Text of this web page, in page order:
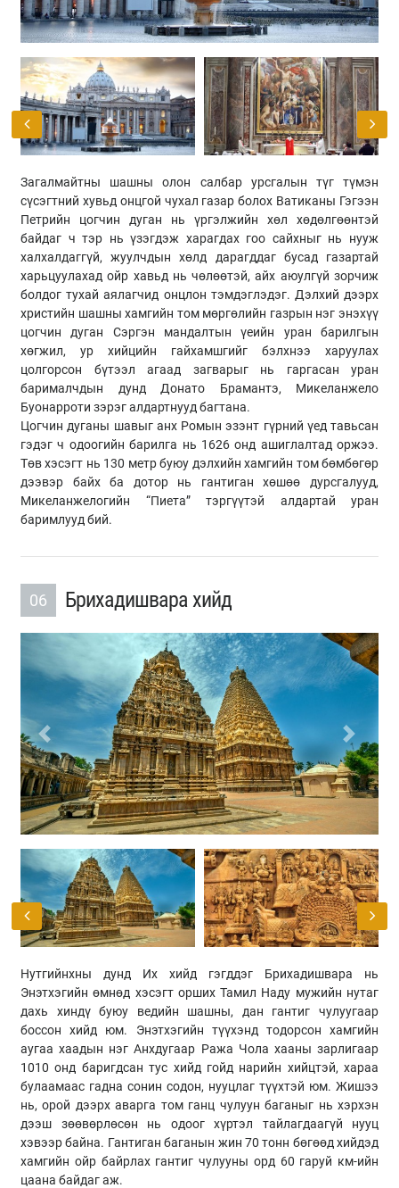
Загалмайтны шашны олон салбар урсгалын түг түмэн
сүсэгтний хувьд онцгой чухал газар болох Ватиканы Гэгээн
Петрийн цогчин дуган нь үргэлжийн хөл хөдөлгөөнтэй
байдаг ч тэр нь үзэгдэж харагдах гоо сайхныг нь нууж
халхалдаггүй, жуулчдын хөлд дарагддаг бусад газартай
харьцуулахад ойр хавьд нь чөлөөтэй, айх аюулгүй зорчиж
болдог тухай аялагчид онцлон тэмдэглэдэг. Дэлхий дээрх
христийн шашны хамгийн том мөргөлийн газрын нэг энэхүү
цогчин дуган Сэргэн мандалтын үеийн уран барилгын
хөгжил, ур хийцийн гайхамшгийг бэлхнээ харуулах
цолгорсон бүтээл агаад загварыг нь гаргасан уран
барималчдын дунд Донато Брамантэ, Микеланжело
Буонарроти зэрэг алдартнууд багтана.
Цогчин дуганы шавыг анх Ромын эзэнт гүрний үед тавьсан
гэдэг ч одоогийн барилга нь 1626 онд ашиглалтад оржээ.
Төв хэсэгт нь 130 метр буюу дэлхийн хамгийн том бөмбөгөр
дээвэр байх ба дотор нь гантиган хөшөө дурсгалууд,
Микеланжелогийн “Пиета” тэргүүтэй алдартай уран
баримлууд бий.
06 Брихадишвара хийд
Previous Next
Нутгийнхны дунд Их хийд гэгддэг Брихадишвара нь
Энэтхэгийн өмнөд хэсэгт орших Тамил Наду мужийн нутаг
дахь хиндү буюу ведийн шашны, дан гантиг чулуугаар
боссон хийд юм. Энэтхэгийн түүхэнд тодорсон хамгийн
аугаа хаадын нэг Анхдугаар Ража Чола хааны зарлигаар
1010 онд баригдсан тус хийд гойд нарийн хийцтэй, хараа
булаамаас гадна сонин содон, нууцлаг түүхтэй юм. Жишээ
нь, орой дээрх аварга том ганц чулуун баганыг нь хэрхэн
дээш зөөвөрлөсөн нь одоог хүртэл тайлагдаагүй нууц
хэвээр байна. Гантиган баганын жин 70 тонн бөгөөд хийдэд
хамгийн ойр байрлах гантиг чулууны орд 60 гаруй км-ийн
цаана байдаг аж.